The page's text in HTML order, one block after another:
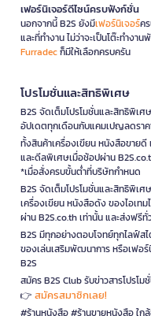
เฟอร์นิเจอร์ดีไซน์ครบฟังก์ชั่น
นอกจากนี้ B2S ยังมีเฟอร์นิเจอร์ค
และที่ทำงาน ไม่ว่าจะเป็นโต๊ะทำงา
Furradecก็มีให้เลือกครบครัน
โปรโมชั่นและสิทธิพิเศษ
B2S จัดเต็มโปรโมชั่นและสิทธิพิเ
อัปเดตทุกเดือนกับแคมเปญลดรา
ทั้งสินค้าเครื่องเขียน หนังสือขาย
และดีลพิเศษเมื่อช้อปผ่าน
*เมื่อสั่งครบขั้นต่ำที่บริษัทกำหนด
B2S จัดเต็มโปรโมชั่นและสิทธิพิเ
เครื่องเขียน หนังสือดัง ของไอเ
ผ่าน B2S.co.th เท่านั้น และส่งฟรี
B2S มีทุกอย่างตอบโจทย์ทุกไลฟ์ส
ของเล่นเสริมพัฒนาการ หรือเฟอ
B2S
สมัคร B2S Club รับข่าวสารโปรโ
👉 สมัครสมาชิกเลย!
#ร้านหนังสือ #ร้านขายหนังสือ ใก